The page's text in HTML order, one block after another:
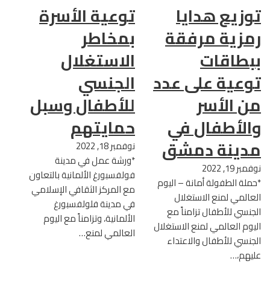
توزيع هدايا
رمزية مرفقة
ببطاقات
توعية على عدد
من الأسر
والأطفال في
مدينة دمشق
نوفمبر 19, 2022
*حملة الطفولة أمانة – اليوم
العالمي لمنع الاستغلال
الجنسي للأطفال تزامناً مع
اليوم العالمي لمنع الاستغلال
الجنسي للأطفال والاعتداء
عليهم،…
توعية الأسرة
بمخاطر
الاستغلال
الجنسي
للأطفال وسبل
حمايتهم
نوفمبر 18, 2022
*ورشة عمل في مدينة
فولفسبورغ الألمانية بالتعاون
مع المركز الثقافي الإسلامي
في مدينة فلولفسبورغ
الألمانية، وتزامناً مع اليوم
العالمي لمنع…